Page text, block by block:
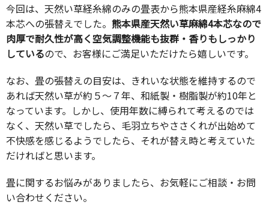
今回は、天然い草経糸綿のみの畳表から熊本県産経糸麻綿4
本芯への張替えでした。 熊本県産天然い草麻綿4本芯なので
肉厚で耐久性が高く空気調整機能も抜群・香りもしっかり
しているので、お客様にご満足いただけたら嬉しいです。
なお、畳の張替えの目安は、きれいな状態を維持するので
あれば天然い草が約５～７年、和紙製・樹脂製が約10年と
なっています。しかし、使用年数に縛られて考えるのでは
なく、天然い草でしたら、毛羽立ちやささくれが出始めて
不快感を感じるようでしたら、それが替え時と考えていた
だければと思います。
畳に関するお悩みがありましたら、お気軽にご相談・お問
い合わせください。